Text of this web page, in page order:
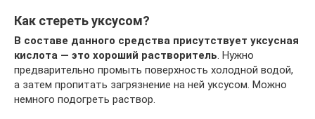
Как стереть уксусом?
В составе данного средства присутствует уксусная
кислота — это хороший растворитель. Нужно
предварительно промыть поверхность холодной водой,
а затем пропитать загрязнение на ней уксусом. Можно
немного подогреть раствор.